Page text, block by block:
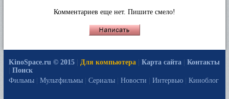
Комментариев еще нет. Пишите смело!
KinoSpace.ru © 2015 Для компьютера Карта сайта
Контакты
Поиск
Фильмы
Мультфильмы Сериалы Новости Интервью Киноблог